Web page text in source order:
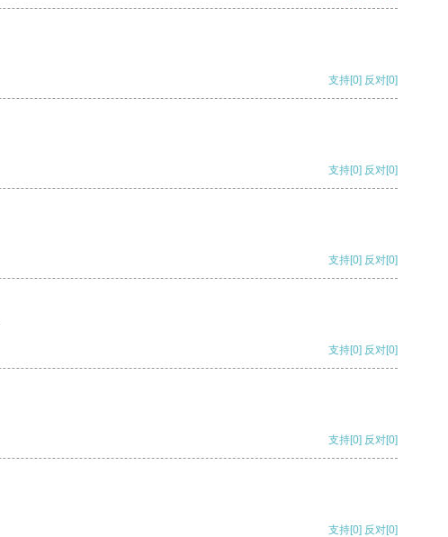
支持[0] 反对[0]
支持[0] 反对[0]
支持[0] 反对[0]
支持[0] 反对[0]
支持[0] 反对[0]
支持[0] 反对[0]